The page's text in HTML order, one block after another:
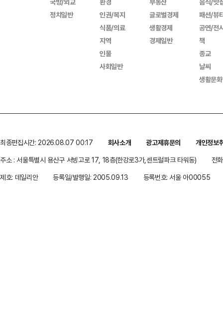
정치일반
인권/복지
식품/의료
지역
인물
사회일반
글로벌경제
생활경제
경제일반
패션/뷰
공연/전
책
종교
날씨
생활문
최종편집시간: 2026.08.07 00:17 회사소개 광고제휴문의
개인정보
주소 : 서울특별시 용산구 서빙고로 17, 18층(한강로3가,센트럴파크 타워동)
전
제호: 데일리안
등록일/발행일: 2005.09.13 등록번호: 서울 아00055